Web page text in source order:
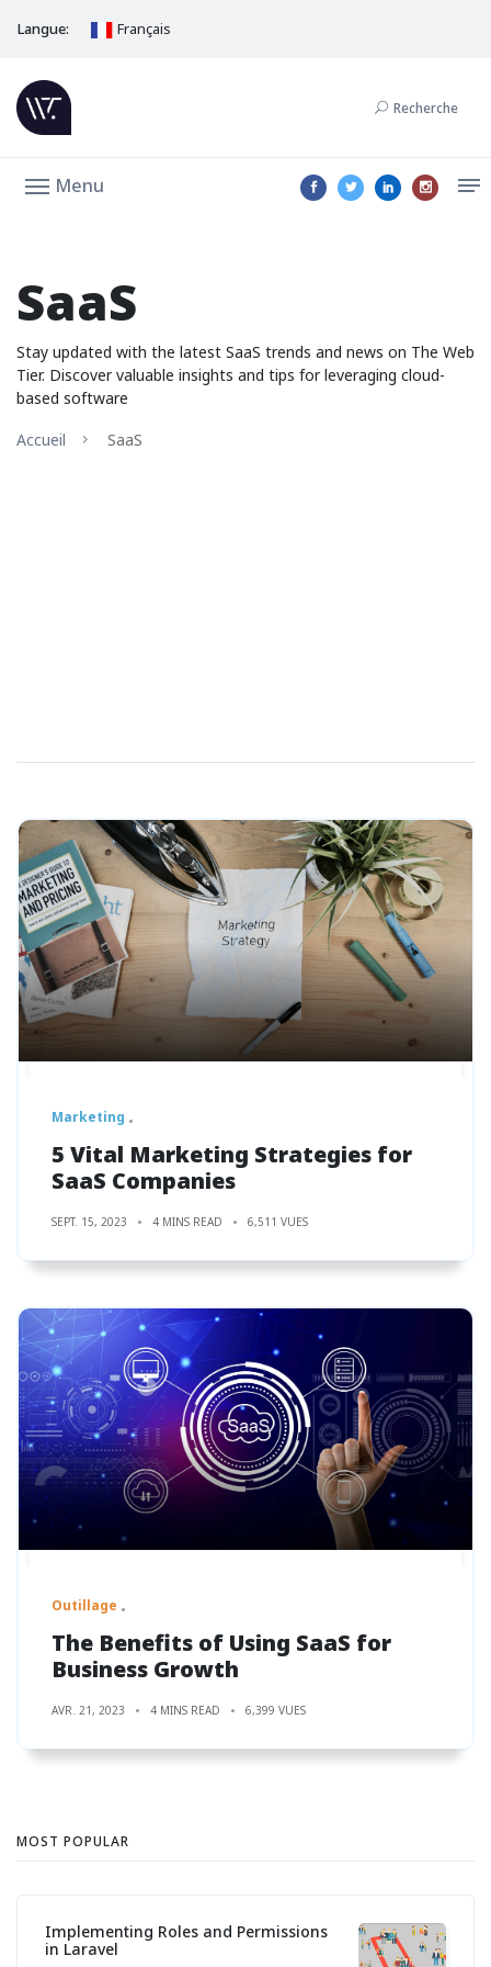
Langue: Français
Recherche
Menu
SaaS
Stay updated with the latest SaaS trends and news on The Web
Tier. Discover valuable insights and tips for leveraging cloud-
based software
Accueil
SaaS
Marketing
5 Vital Marketing Strategies for
SaaS Companies
SEPT. 15, 2023 4 MINS READ 6,511 VUES
Outillage
The Benefits of Using SaaS for
Business Growth
AVR. 21, 2023 4 MINS READ 6,399 VUES
MOST POPULAR
Implementing Roles and Permissions
in Laravel